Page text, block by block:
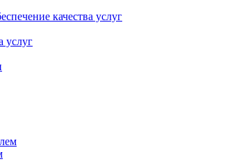
качества услуг
услуг